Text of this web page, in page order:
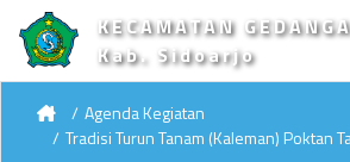
KECAMATAN
Kab. Sidoarjo
Agenda Kegiatan
Tradisi Turun Tanam (Kaleman) Poktan